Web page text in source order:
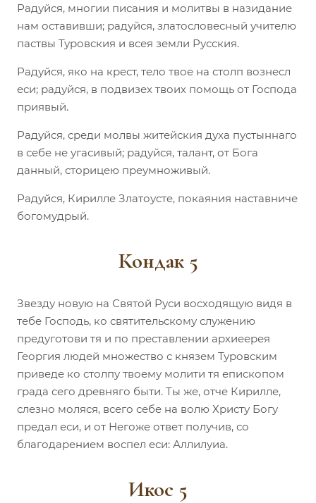
Радуйся, многии писания и молитвы в назидание
нам оставивши; радуйся, златословесный учителю
паствы Туровския и всея земли Русския.
Радуйся, яко на крест, тело твое на столп вознесл
еси; радуйся, в подвизех твоих помощь от Господа
приявый.
Радуйся, среди молвы житейския духа пустыннаго
в себе не угасивый; радуйся, талант, от Бога
данный, сторицею преумноживый.
Радуйся, Кирилле Златоусте, покаяния наставниче
богомудрый.
Кондак 5
Звезду новую на Святой Руси восходящую видя в
тебе Господь, ко святительскому служению
предуготови тя и по преставлении архиеерея
Георгия людей множество с князем Туровским
приведе ко столпу твоему молити тя епископом
града сего древняго быти. Ты же, отче Кирилле,
слезно моляся, всего себе на волю Христу Богу
предал еси, и от Негоже ответ получив, со
благодарением воспел еси: Аллилуиа.
Икос 5